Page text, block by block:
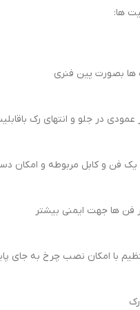
ها:
ها بصورت پین فنری
عمودی در جلو و انتهای رک
مربوطه و امکان دسترسی به فن ها از
فن ها جهت ایمنی بیشتر
با امکان نصب چرخ به